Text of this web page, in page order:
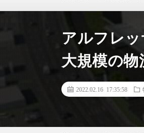
アルフレ
大規模の
2022.02.16 17:35:58